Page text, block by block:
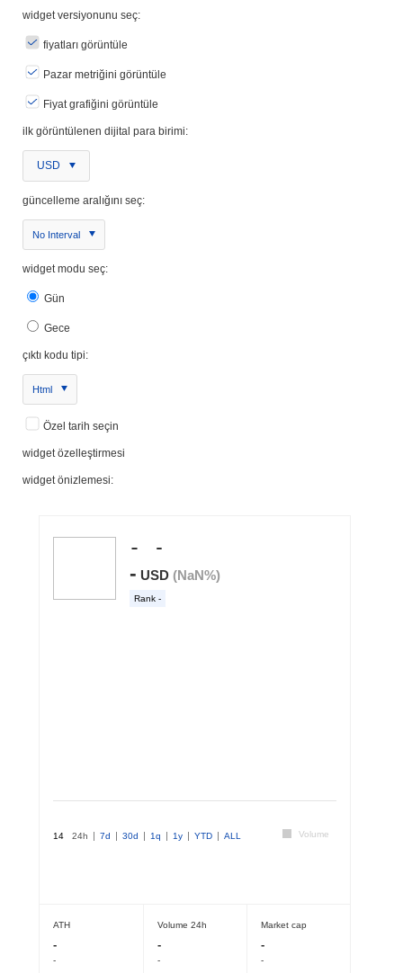
widget versiyonunu seç:
fiyatları görüntüle
Pazar metriğini görüntüle
Fiyat grafiğini görüntüle
ilk görüntülenen dijital para birimi:
USD
güncelleme aralığını seç:
No Interval
widget modu seç:
Gün
Gece
çıktı kodu tipi:
Html
Özel tarih seçin
widget özelleştirmesi
widget önizlemesi: